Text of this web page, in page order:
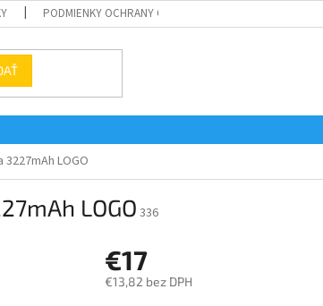
PODMIENKY OCHRANY OSOBNÝCH ÚDAJOV
LOGO
LOGO336
€17
€13,82 bez DPH